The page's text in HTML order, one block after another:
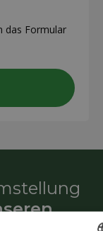
das Formular